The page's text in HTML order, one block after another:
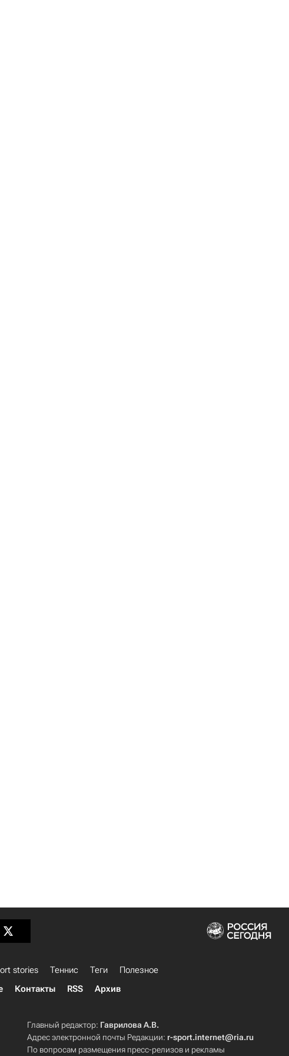
stories Теннис Теги
Полезное
Контакты RSS Архив
Главный редактор: Гаврилова А.В.
Адрес электронной почты Редакции: r-sport.internet@ria.ru
По вопросам размещения пресс-релизов и рекламы